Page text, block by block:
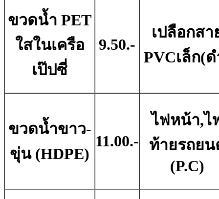
ขวดน้ำ PET
ใสในเครือ
เป๊ปซี่
9.50.-
เปลือกสา
PVCเล็ก(
ขวดน้ำขาว-
ขุ่น (HDPE)
11.00.-
ไฟหน้า,ไ
ท้ายรถยน
(P.C)